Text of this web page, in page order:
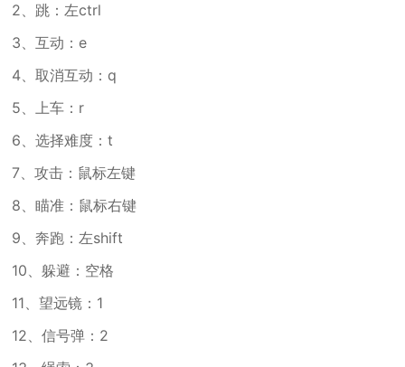
2、跳：左ctrl
3、互动：e
4、取消互动：q
5、上车：r
6、选择难度：t
7、攻击：鼠标左键
8、瞄准：鼠标右键
9、奔跑：左shift
10、躲避：空格
11、望远镜：1
12、信号弹：2